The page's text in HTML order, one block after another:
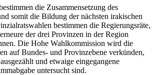
die Zusammensetzung des
somit die Bildung der nächsten irakischen
bestimmen die Regierungsräte,
der drei Provinzen in der Region
Die Hohe Wahlkommission wird die
auf Bundes- und Provinzebene verkünden,
und etwaige eingegangene
untersucht sind.